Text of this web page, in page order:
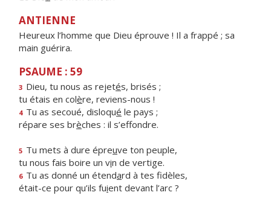
ANTIENNE
Heureux l’homme que Dieu éprouve ! Il a frappé ; sa
main guérira.
PSAUME : 59
3 Dieu, tu nous as rejetés, brisés ;
tu étais en colère, reviens-nous !
4 Tu as secoué, disloqué le pays ;
répare ses brèches : il s’effondre.
5 Tu mets à dure épreuve ton peuple,
tu nous fais boire un vin de vertige.
6 Tu as donné un étendard à tes fidèles,
était-ce pour qu’ils fuient devant l’arc ?